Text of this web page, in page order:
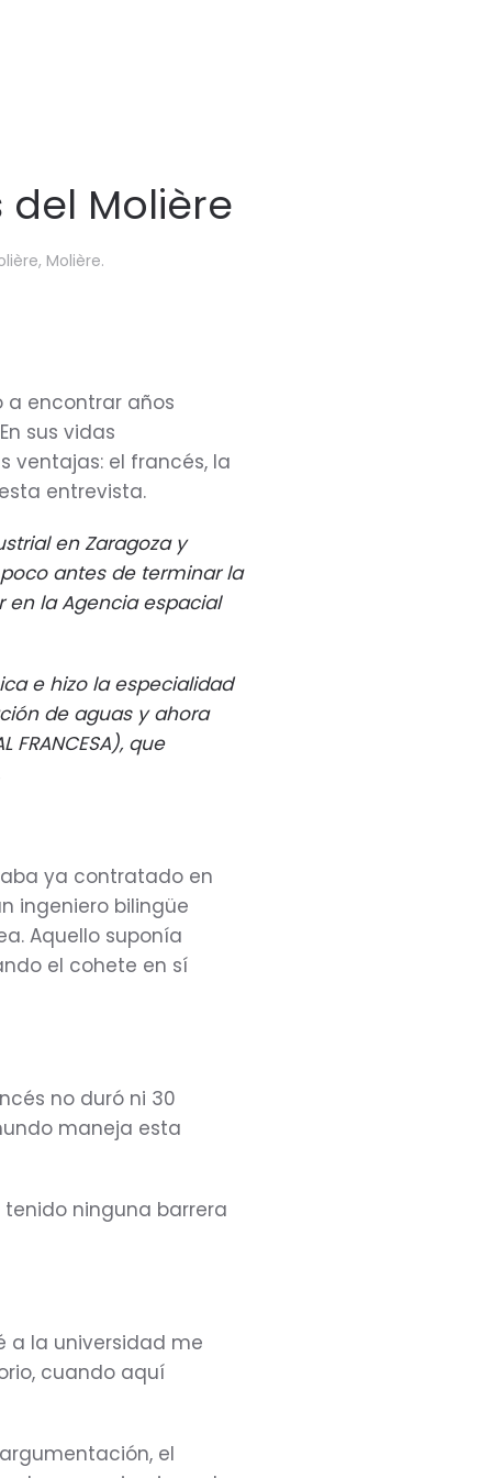
Molière
, Molière.
a encontrar años
sus vidas
ventajas: el francés, la
entrevista.
en Zaragoza y
antes de terminar la
en la Agencia espacial
e hizo la especialidad
de aguas y ahora
que
ya contratado en
ingeniero bilingüe
Aquello suponía
el cohete en sí
no duró ni 30
maneja esta
ninguna barrera
a la universidad me
cuando aquí
el